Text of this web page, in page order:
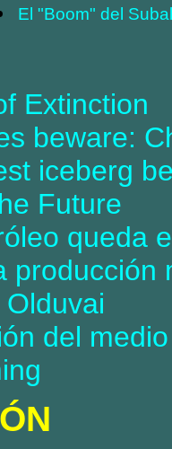
El "Boom" del
Extinction
beware:
iceberg
Future
queda
producción
del